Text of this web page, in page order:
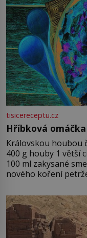
tisicereceptu.cz
Hříbková omáčka
Královskou houbou
400 g houby 1 větší
100 ml zakysané
nového koření